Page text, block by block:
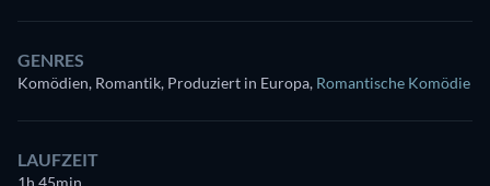
GENRES
Komödien, Romantik, Produziert in Europa, Romantische Komödie
LAUFZEIT
1h 45min